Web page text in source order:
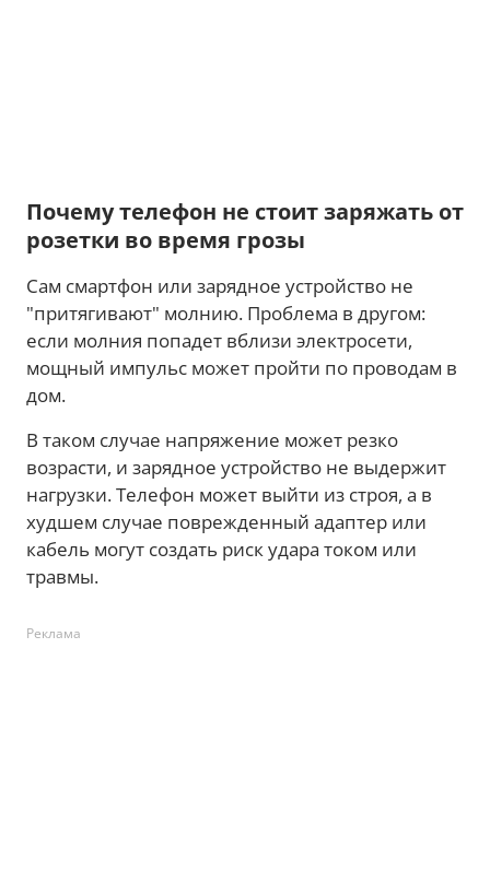
Почему телефон не стоит заряжать от
розетки во время грозы
Сам смартфон или зарядное устройство не
"притягивают" молнию. Проблема в другом:
если молния попадет вблизи электросети,
мощный импульс может пройти по проводам в
дом.
В таком случае напряжение может резко
возрасти, и зарядное устройство не выдержит
нагрузки. Телефон может выйти из строя, а в
худшем случае поврежденный адаптер или
кабель могут создать риск удара током или
травмы.
Реклама